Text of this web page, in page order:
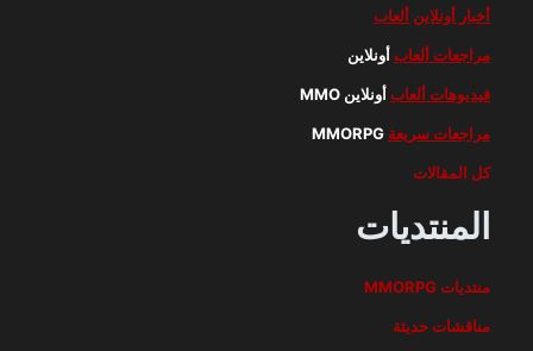
أخبار أونلاين ألعاب
مراجعات ألعاب أونلاين
فيديوهات ألعاب أونلاين MMO
مراجعات سريعة
كل المقالات
المنتديات
منتديات MMORPG
مناقشات حديثة